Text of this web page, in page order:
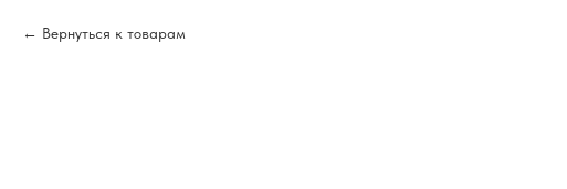
Вернуться к товарам